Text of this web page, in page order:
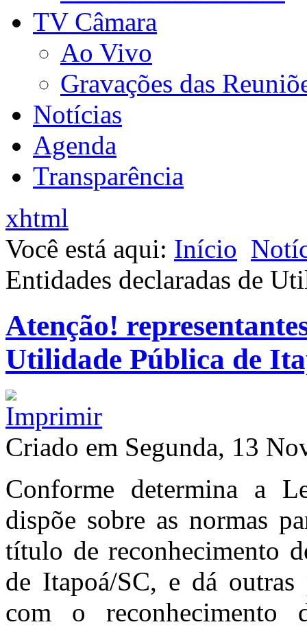
TV Câmara
Ao Vivo
Gravações das
Notícias
Agenda
Transparência
xhtml
Você está aqui: Início
Entidades declaradas de
Atenção!
Utilidade Pública de
Criado em Segunda, 13
Conforme determina a
dispõe sobre as normas
título de reconhecimento
de Itapoá/SC, e dá outras
com o reconhecimento